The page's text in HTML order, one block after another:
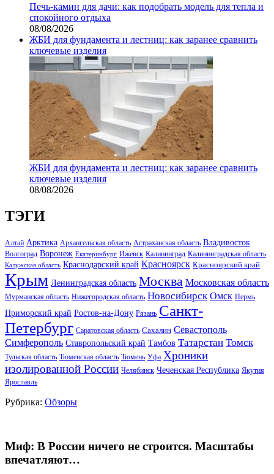
Печь-камин для дачи: как подобрать модель для тепла и
спокойного отдыха
08/08/2026
ЖБИ для фундамента и лестниц: как заранее сравнить
ключевые изделия
ЖБИ для фундамента и лестниц: как заранее сравнить
ключевые изделия
08/08/2026
ТЭГИ
Алтай Арктика Архангельская область Астраханская область Владивосток
Волгоград Воронеж Екатеринбург Ижевск Калининград Калининградская область
Калужская область Краснодарский край Красноярск Красноярский край
Крым Ленинградская область Москва Московская область
Мурманская область Нижегородская область Новосибирск Омск Пермь
Приморский край Ростов-на-Дону Рязань Санкт-
Петербург Саратовская область Сахалин Севастополь
Симферополь Ставропольский край Тамбов Татарстан Томск
Тульская область Тюменская область Тюмень Уфа Хроники
изолированной России Челябинск Чеченская Республика Якутия
Ярославль
Рубрика: Обзоры
Миф: В России ничего не строится. Масштабы
впечатляют…